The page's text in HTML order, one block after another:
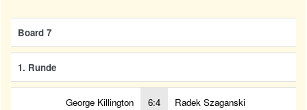
Board 7
1. Runde
George Killington 6:4 Radek Szaganski